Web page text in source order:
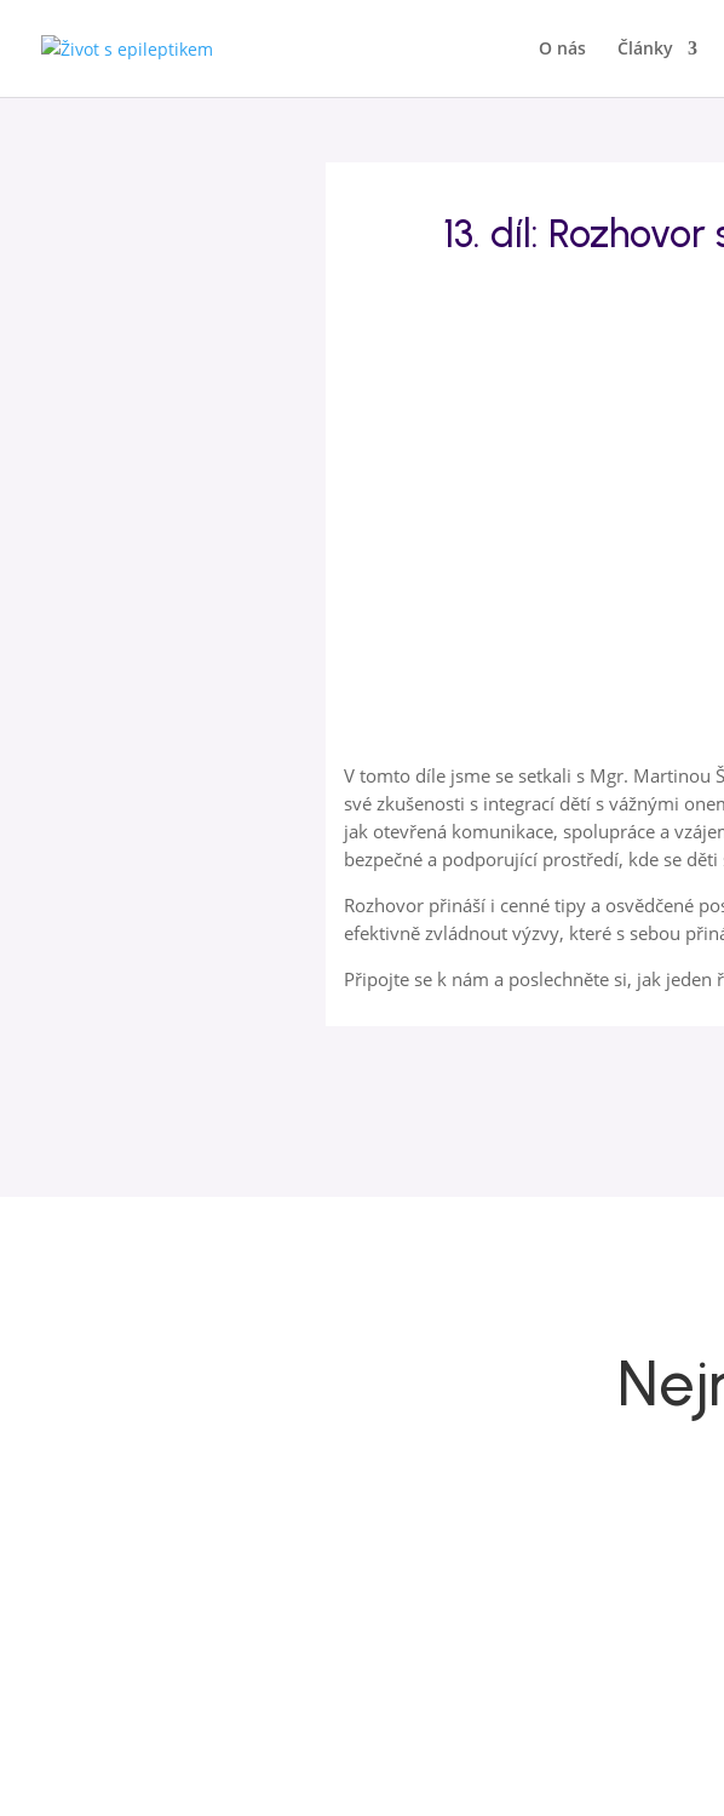
O nás Články
13. díl:
V tomto díle jsme se setkali s Mgr. Martinou
své zkušenosti s integrací dětí s vážnými
jak otevřená komunikace, spolupráce a
bezpečné a podporující prostředí, kde se
Rozhovor přináší i cenné tipy a osvědčené
efektivně zvládnout výzvy, které s sebou
Připojte se k nám a poslechněte si, jak